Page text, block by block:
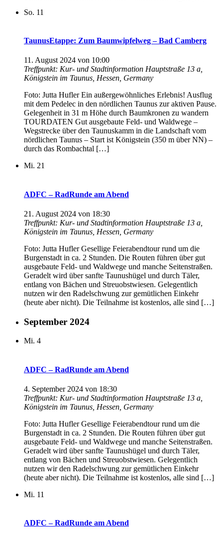
So. 11
TaunusEtappe: Zum Baumwipfelweg – Bad Camberg
11. August 2024 von 10:00
Treffpunkt: Kur- und Stadtinformation Hauptstraße 13 a,
Königstein im Taunus, Hessen, Germany
Foto: Jutta Hufler Ein außergewöhnliches Erlebnis! Ausflug
mit dem Pedelec in den nördlichen Taunus zur aktiven Pause.
Gelegenheit in 31 m Höhe durch Baumkronen zu wandern
TOURDATEN Gut ausgebaute Feld- und Waldwege –
Wegstrecke über den Taunuskamm in die Landschaft vom
nördlichen Taunus – Start ist Königstein (350 m über NN) –
durch das Rombachtal […]
Mi. 21
ADFC – RadRunde am Abend
21. August 2024 von 18:30
Treffpunkt: Kur- und Stadtinformation Hauptstraße 13 a,
Königstein im Taunus, Hessen, Germany
Foto: Jutta Hufler Gesellige Feierabendtour rund um die
Burgenstadt in ca. 2 Stunden. Die Routen führen über gut
ausgebaute Feld- und Waldwege und manche Seitenstraßen.
Geradelt wird über sanfte Taunushügel und durch Täler,
entlang von Bächen und Streuobstwiesen. Gelegentlich
nutzen wir den Radelschwung zur gemütlichen Einkehr
(heute aber nicht). Die Teilnahme ist kostenlos, alle sind […]
September 2024
Mi. 4
ADFC – RadRunde am Abend
4. September 2024 von 18:30
Treffpunkt: Kur- und Stadtinformation Hauptstraße 13 a,
Königstein im Taunus, Hessen, Germany
Foto: Jutta Hufler Gesellige Feierabendtour rund um die
Burgenstadt in ca. 2 Stunden. Die Routen führen über gut
ausgebaute Feld- und Waldwege und manche Seitenstraßen.
Geradelt wird über sanfte Taunushügel und durch Täler,
entlang von Bächen und Streuobstwiesen. Gelegentlich
nutzen wir den Radelschwung zur gemütlichen Einkehr
(heute aber nicht). Die Teilnahme ist kostenlos, alle sind […]
Mi. 11
ADFC – RadRunde am Abend